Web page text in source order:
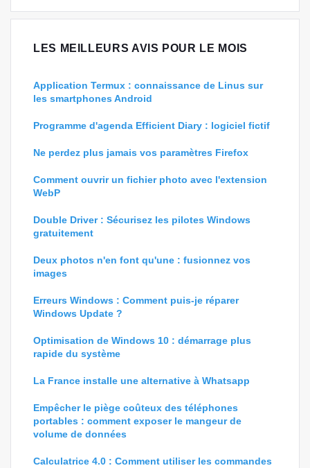
LES MEILLEURS AVIS POUR LE MOIS
Application Termux : connaissance de Linus sur
les smartphones Android
Programme d'agenda Efficient Diary : logiciel fictif
Ne perdez plus jamais vos paramètres Firefox
Comment ouvrir un fichier photo avec l'extension
WebP
Double Driver : Sécurisez les pilotes Windows
gratuitement
Deux photos n'en font qu'une : fusionnez vos
images
Erreurs Windows : Comment puis-je réparer
Windows Update ?
Optimisation de Windows 10 : démarrage plus
rapide du système
La France installe une alternative à Whatsapp
Empêcher le piège coûteux des téléphones
portables : comment exposer le mangeur de
volume de données
Calculatrice 4.0 : Comment utiliser les commandes